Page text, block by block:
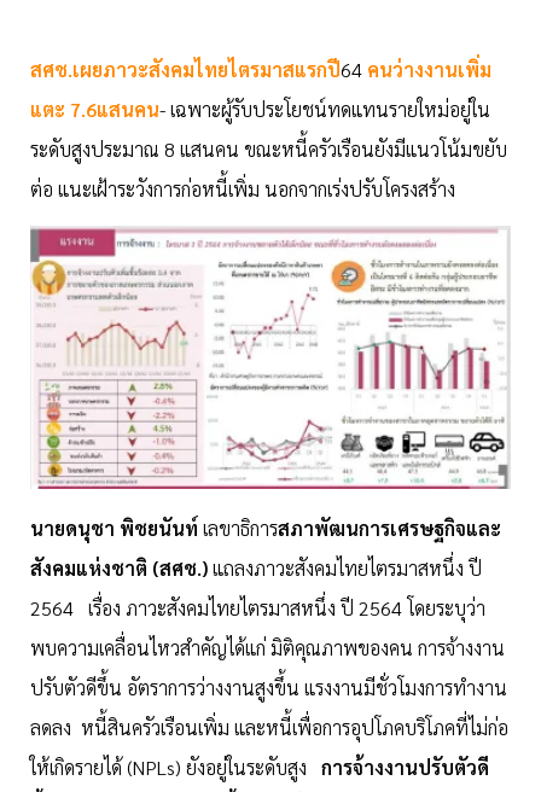
สศช.เผยภาวะสังคมไทยไตรมาสแรกปี64 คนว่างงานเพิ่ม
แตะ 7.6แสนคน- เฉพาะผู้รับประโยชน์ทดแทนรายใหม่อยู่ใน
ระดับสูงประมาณ 8 แสนคน ขณะหนี้ครัวเรือนยังมีแนวโน้มขยับ
ต่อ แนะเฝ้าระวังการก่อหนี้เพิ่ม นอกจากเร่งปรับโครงสร้าง
นายดนุชา พิชยนันท์ เลขาธิการสภาพัฒนการเศรษฐกิจและ
สังคมแห่งชาติ (สศช.)แถลงภาวะสังคมไทยไตรมาสหนึ่ง ปี
2564 เรื่อง ภาวะสังคมไทยไตรมาสหนึ่ง ปี 2564 โดยระบุว่า
พบความเคลื่อนไหวสำคัญได้แก่ มิติคุณภาพของคน การจ้างงาน
ปรับตัวดีขึ้น อัตราการว่างงานสูงขึ้น แรงงานมีชั่วโมงการทำงาน
ลดลง หนี้สินครัวเรือนเพิ่ม และหนี้เพื่อการอุปโภคบริโภคที่ไม่ก่อ
ให้เกิดรายได้ (NPLs) ยังอยู่ในระดับสูง การจ้างงานปรับตัวดี